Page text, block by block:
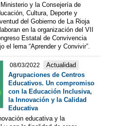
y la Consejería de
Cultura, Deporte y
del Gobierno de La Rioja
en la organización del VII
Estatal de Convivencia
el lema “Aprender y Convivir”.
08/03/2022
Actualidad
Agrupaciones de Centros
Educativos. Un compromiso
con la Educación Inclusiva,
la Innovación y la Calidad
Educativa
educativa y la